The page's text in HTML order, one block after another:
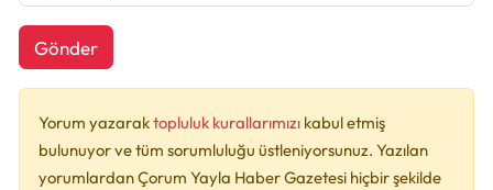
Gönder
Yorum yazaraktopluluk kurallarımızı kabul etmiş
bulunuyor ve tüm sorumluluğu üstleniyorsunuz. Yazılan
yorumlardan Çorum Yayla Haber Gazetesi hiçbir şekilde